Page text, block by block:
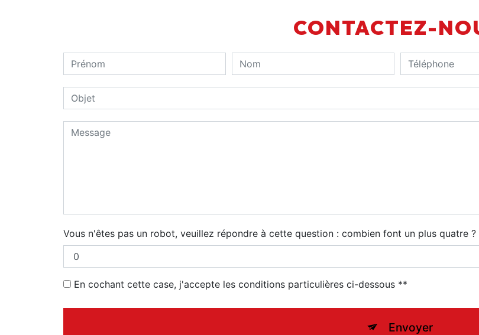
CONTACTEZ-
Vous n'êtes pas un robot, veuillez répondre à cette question : combien font un plus quatre ?
En cochant cette case, j'accepte les conditions particulières ci-dessous **
Envoyer